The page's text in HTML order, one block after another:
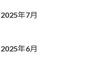
2025年7月
2025年6月